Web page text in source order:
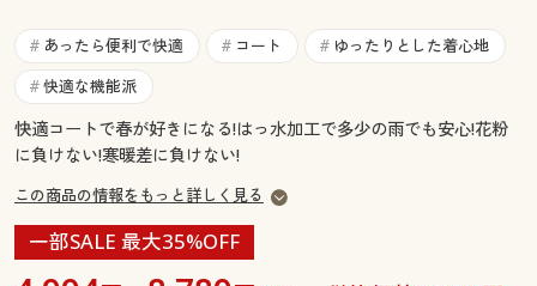
サポート
ご利用ガイド
よくある質問とお問い合わせ
よくある質問とお問い合わせ
# あったら便利で快適 # コート # ゆったりとした着心地
# 快適な機能派
快適コートで春が好きになる!はっ水加工で多少の雨でも安心!花粉
に負けない!寒暖差に負けない!
この商品の情報をもっと詳しく見る
一部SALE 最大35%OFF